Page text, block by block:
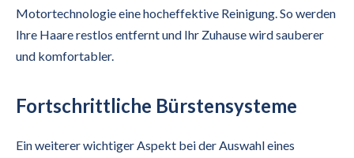
Motortechnologie eine hocheffektive Reinigung. So werden
Ihre Haare restlos entfernt und Ihr Zuhause wird sauberer
und komfortabler.
Fortschrittliche Bürstensysteme
Ein weiterer wichtiger Aspekt bei der Auswahl eines